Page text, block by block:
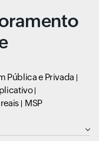
Pública e Privada
MSP